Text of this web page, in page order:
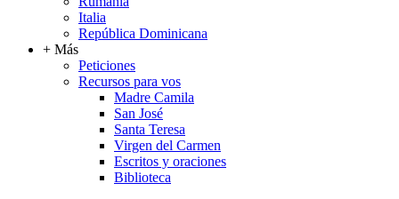
Italia
República Dominicana
+ Más
Peticiones
Recursos para vos
Madre Camila
San José
Santa Teresa
Virgen del Carmen
Escritos y oraciones
Biblioteca